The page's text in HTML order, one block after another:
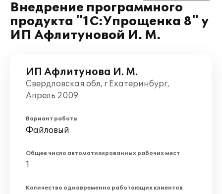
Внедрение программного
продукта "1С:Упрощенка 8" у
ИП Афлитуновой И. М.
ИП Афлитунова И. М.
Свердловская обл, г Екатеринбург,
Апрель 2009
Вариант работы
Файловый
Общее число автоматизированных рабочих мест
1
Количество одновременно работающих клиентов